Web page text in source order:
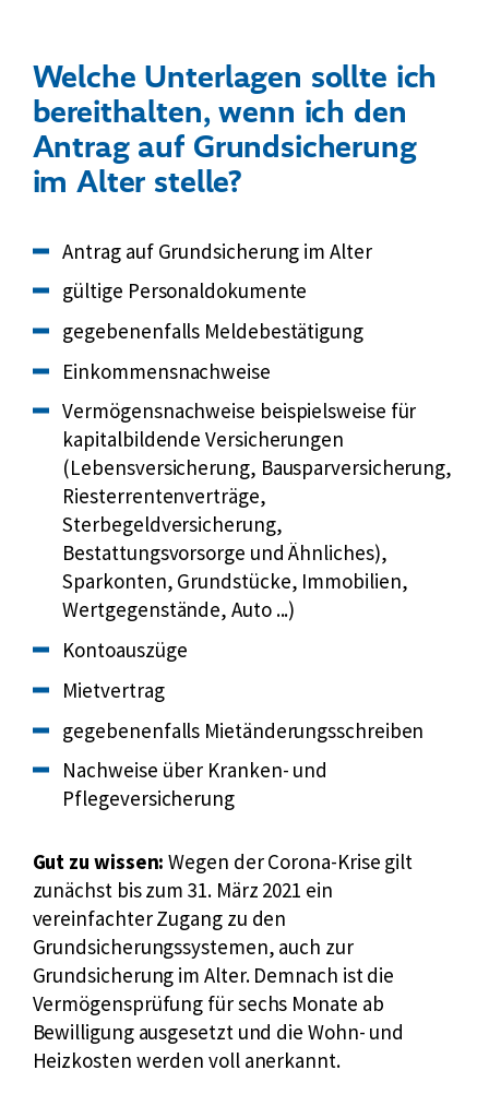
Welche Unterlagen sollte ich
bereithalten, wenn ich den
Antrag auf Grundsicherung
im Alter stelle?
Antrag auf Grundsicherung im Alter
gültige Personaldokumente
gegebenenfalls Meldebestätigung
Einkommensnachweise
Vermögensnachweise beispielsweise für
kapitalbildende Versicherungen
(Lebensversicherung, Bausparversicherung,
Riesterrentenverträge,
Sterbegeldversicherung,
Bestattungsvorsorge und Ähnliches),
Sparkonten, Grundstücke, Immobilien,
Wertgegenstände, Auto ...)
Kontoauszüge
Mietvertrag
gegebenenfalls Mietänderungsschreiben
Nachweise über Kranken- und
Pflegeversicherung
Gut zu wissen: Wegen der Corona-Krise gilt
zunächst bis zum 31. März 2021 ein
vereinfachter Zugang zu den
Grundsicherungssystemen, auch zur
Grundsicherung im Alter. Demnach ist die
Vermögensprüfung für sechs Monate ab
Bewilligung ausgesetzt und die Wohn- und
Heizkosten werden voll anerkannt.